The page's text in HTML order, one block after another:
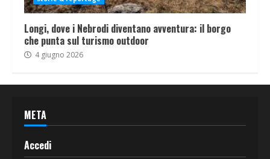
Longi, dove i Nebrodi diventano avventura: il borgo
che punta sul turismo outdoor
4 giugno 2026
META
Accedi